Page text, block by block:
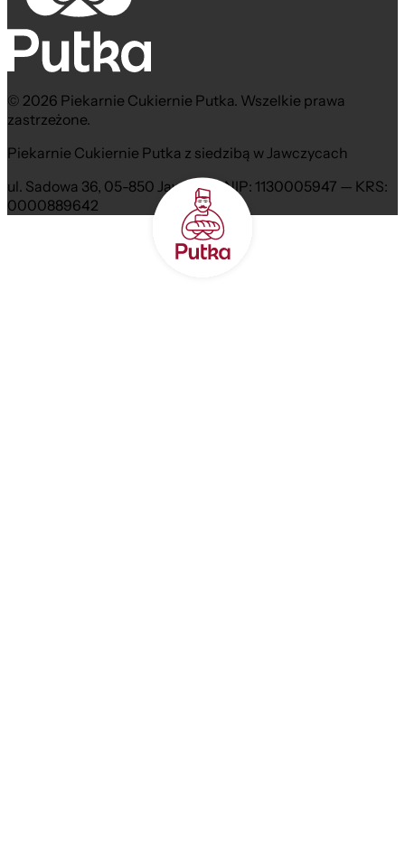
© 2026 Piekarnie Cukiernie Putka. Wszelkie prawa
zastrzeżone.
Piekarnie Cukiernie Putka z siedzibą w Jawczycach
ul. Sadowa 36, 05-850 Jawczyce NIP: 1130005947 — KRS:
0000889642